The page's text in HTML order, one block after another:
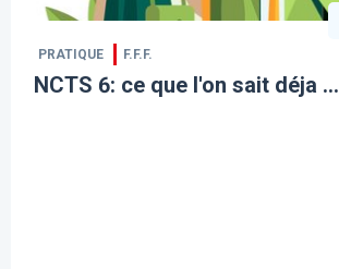
PRATIQUE F.F.F.
NCTS 6: ce que l'on sait déja ...